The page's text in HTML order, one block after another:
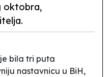
oktobra,
bila tri puta
nastavnicu u BiH,